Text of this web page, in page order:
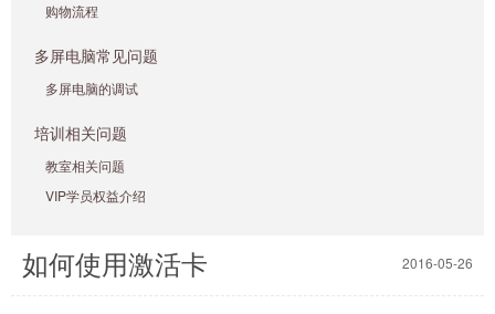
购物流程
多屏电脑常见问题
多屏电脑的调试
培训相关问题
教室相关问题
VIP学员权益介绍
如何使用激活卡 2016-05-26